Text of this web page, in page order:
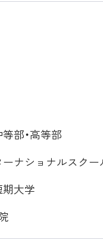
部・高等部
ナショナルスクー
大学